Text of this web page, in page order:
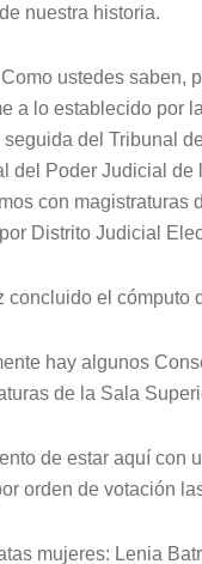
nuestra historia.
ustedes saben,
a lo establecido por
seguida del Tribunal
del Poder Judicial
con magistraturas
Distrito Judicial
concluido el cómputo
hay algunos
de la Sala
de estar aquí con
orden de votación
mujeres: Lenia